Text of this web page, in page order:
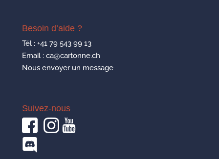
Besoin d’aide ?
Tél : +41 79 543 99 13
Email : ca@cartonne.ch
Nous envoyer un message
Suivez-nous